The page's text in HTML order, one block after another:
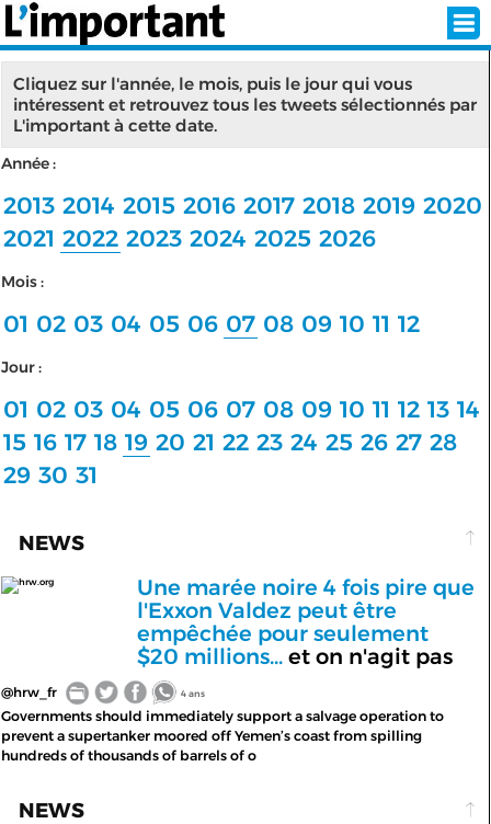
INSCRIPTION
SÉLECTION DE L'ÉTÉ
ABONNEZ-VOUS À LA NEWSLETTER!
< RETOUR À L'ACCUEIL
Cliquez sur l'année, le mois, puis le jour qui vous
intéressent et retrouvez tous les tweets sélectionnés par
L'important à cette date.
Année :
2013 2014 2015 2016 2017 2018 2019 2020
2021 2022 2023 2024 2025 2026
Mois :
01 02 03 04 05 06 07 08 09 10 11 12
Jour :
01 02 03 04 05 06 07 08 09 10 11 12 13 14
15 16 17 18 19 20 21 22 23 24 25 26 27 28
29 30 31
NEWS
hrw.org
Une marée noire 4 fois pire que
l'Exxon Valdez peut être
empêchée pour seulement
$20 millions...et on n'agit pas
@hrw_fr 4 ans
Governments should immediately support a salvage operation to
prevent a supertanker moored off Yemen’s coast from spilling
hundreds of thousands of barrels of o
NEWS